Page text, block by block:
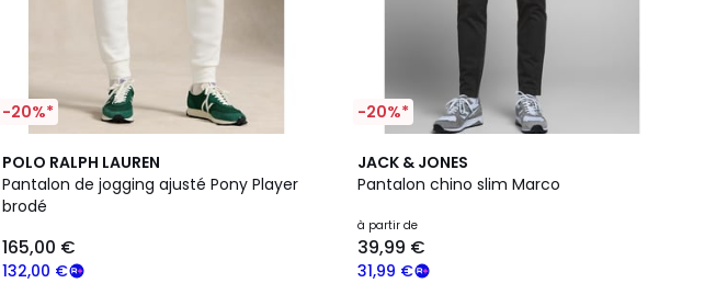
-20%*
POLO RALPH LAUREN
Pantalon de jogging ajusté Pony Player
brodé
132,00 €
165,00 €
3,8
/ 5
3
Couleurs
-20%*
JACK & JONES
Pantalon chino slim Marco
à partir de
31,99 €
39,99 €
4,5
/ 5